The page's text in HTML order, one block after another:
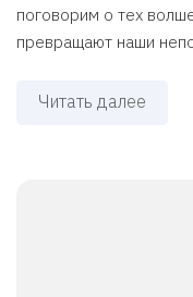
поговорим о тех
превращают наши
Читать далее